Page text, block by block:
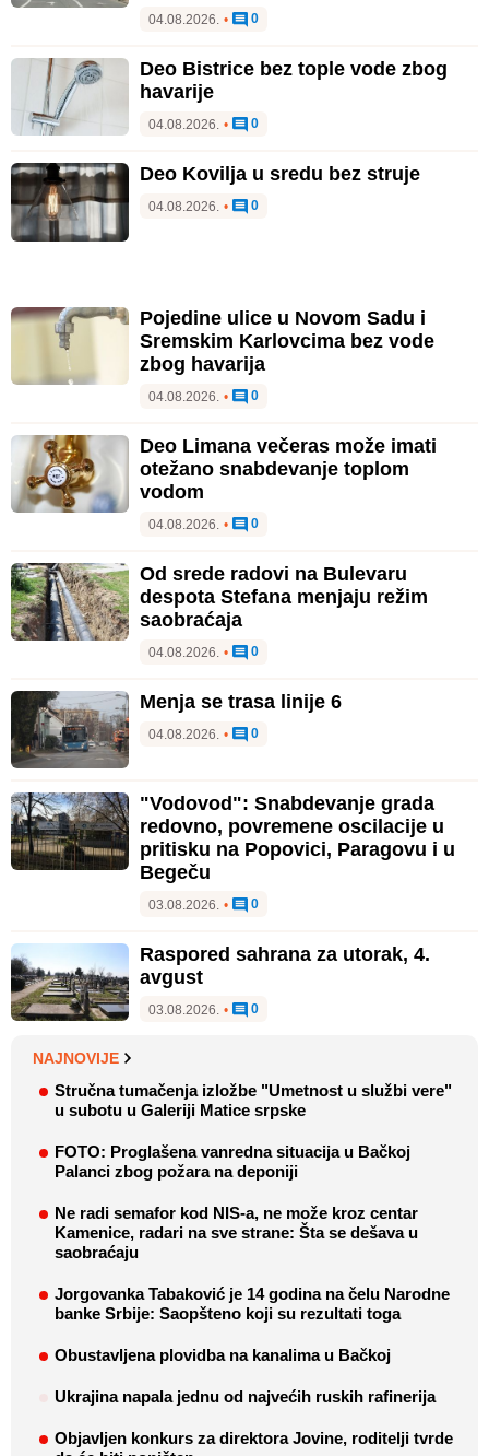
04.08.2026. • 0
Deo Bistrice bez tople vode zbog
havarije
04.08.2026. • 0
Deo Kovilja u sredu bez struje
04.08.2026. • 0
Pojedine ulice u Novom Sadu i
Sremskim Karlovcima bez vode
zbog havarija
04.08.2026. • 0
Deo Limana večeras može imati
otežano snabdevanje toplom
vodom
04.08.2026. • 0
Od srede radovi na Bulevaru
despota Stefana menjaju režim
saobraćaja
04.08.2026. • 0
Menja se trasa linije 6
04.08.2026. • 0
"Vodovod": Snabdevanje grada
redovno, povremene oscilacije u
pritisku na Popovici, Paragovu i u
Begeču
03.08.2026. • 0
Raspored sahrana za utorak, 4.
avgust
03.08.2026. • 0
NAJNOVIJE
Stručna tumačenja izložbe "Umetnost u službi vere"
u subotu u Galeriji Matice srpske
FOTO: Proglašena vanredna situacija u Bačkoj
Palanci zbog požara na deponiji
Ne radi semafor kod NIS-a, ne može kroz centar
Kamenice, radari na sve strane: Šta se dešava u
saobraćaju
Jorgovanka Tabaković je 14 godina na čelu Narodne
banke Srbije: Saopšteno koji su rezultati toga
Obustavljena plovidba na kanalima u Bačkoj
Ukrajina napala jednu od najvećih ruskih rafinerija
Objavljen konkurs za direktora Jovine, roditelji tvrde